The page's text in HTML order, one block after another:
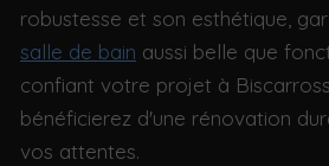
robustesse et son esthétique,
salle de bain aussi belle que
confiant votre projet à
bénéficierez d'une rénovation
vos attentes.